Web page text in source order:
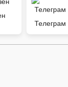
Телеграм